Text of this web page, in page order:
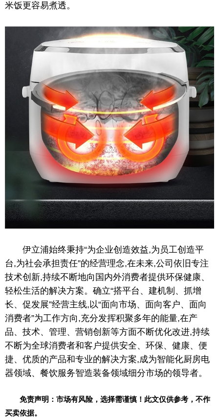
米饭更容易煮透。
伊立浦始终秉持“为企业创造效益,为员工创造平
台,为社会承担责任”的经营理念,在未来,公司依旧专注
技术创新,持续不断地向国内外消费者提供环保健康、
轻松生活的解决方案。确立“搭平台 、建机制、抓增
长、促发展”经营主线,以“面向市场、面向客户、面向
消费者”为工作方向,充分发挥积聚多年的能量,在产
品、技术、管理、营销创新等方面不断优化改进,持续
不断为全球消费者和客户提供安全、环保、健康、便
捷、优质的产品和专业的解决方案,成为智能化厨房电
器领域、餐饮服务智造装备领域细分市场的领导者。
免责声明：市场有风险，选择需谨慎！此文仅供参考，不作
买卖依据。